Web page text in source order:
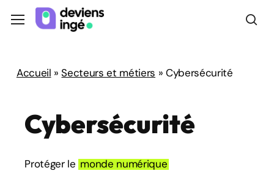
Menu
Accueil »Secteurs et métiers »Cybersécurité
Cybersécurité
Protéger le monde numérique
Menu